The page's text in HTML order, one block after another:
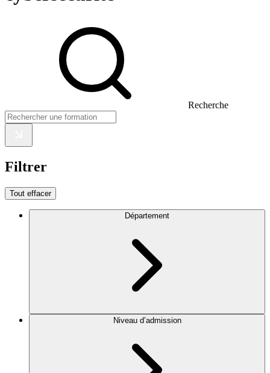
Recherche
Filtrer
Tout effacer
Département
Niveau d’admission